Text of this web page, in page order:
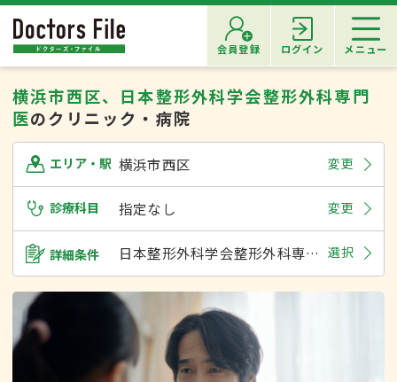
会員登録 ログイン メニュー
横浜市西区、日本整形外科学会整形外科専門
医のクリニック・病院
エリア・駅 横浜市西区 変更
診療科目 指定なし 変更
詳細条件 日本整形外科学会整形外科専門医 選択